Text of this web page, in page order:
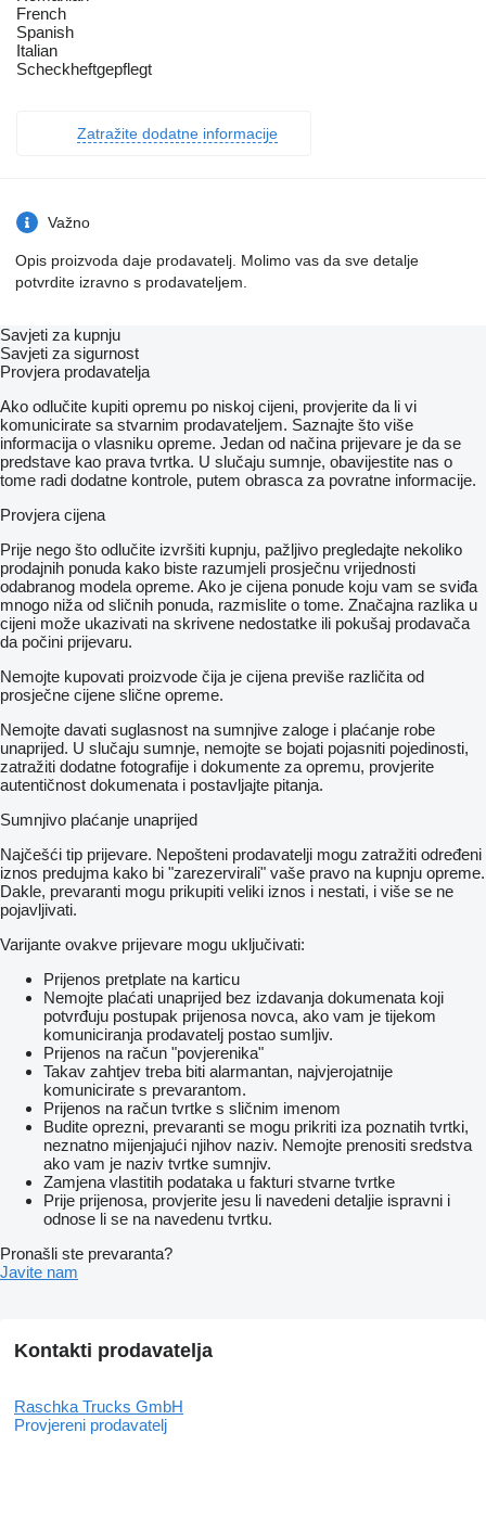
French
Spanish
Italian
Scheckheftgepflegt
Zatražite dodatne informacije
Važno
Opis proizvoda daje prodavatelj. Molimo vas da sve detalje
potvrdite izravno s prodavateljem.
Savjeti za kupnju
Savjeti za sigurnost
Provjera prodavatelja
Ako odlučite kupiti opremu po niskoj cijeni, provjerite da li vi
komunicirate sa stvarnim prodavateljem. Saznajte što više
informacija o vlasniku opreme. Jedan od načina prijevare je da se
predstave kao prava tvrtka. U slučaju sumnje, obavijestite nas o
tome radi dodatne kontrole, putem obrasca za povratne informacije.
Provjera cijena
Prije nego što odlučite izvršiti kupnju, pažljivo pregledajte nekoliko
prodajnih ponuda kako biste razumjeli prosječnu vrijednosti
odabranog modela opreme. Ako je cijena ponude koju vam se sviđa
mnogo niža od sličnih ponuda, razmislite o tome. Značajna razlika u
cijeni može ukazivati ​​na skrivene nedostatke ili pokušaj prodavača
da počini prijevaru.
Nemojte kupovati proizvode čija je cijena previše različita od
prosječne cijene slične opreme.
Nemojte davati suglasnost na sumnjive zaloge i plaćanje robe
unaprijed. U slučaju sumnje, nemojte se bojati pojasniti pojedinosti,
zatražiti dodatne fotografije i dokumente za opremu, provjerite
autentičnost dokumenata i postavljajte pitanja.
Sumnjivo plaćanje unaprijed
Najčešći tip prijevare. Nepošteni prodavatelji mogu zatražiti određeni
iznos predujma kako bi "zarezervirali" vaše pravo na kupnju opreme.
Dakle, prevaranti mogu prikupiti veliki iznos i nestati, i više se ne
pojavljivati.
Varijante ovakve prijevare mogu uključivati:
Prijenos pretplate na karticu
Nemojte plaćati unaprijed bez izdavanja dokumenata koji
potvrđuju postupak prijenosa novca, ako vam je tijekom
komuniciranja prodavatelj postao sumljiv.
Prijenos na račun "povjerenika"
Takav zahtjev treba biti alarmantan, najvjerojatnije
komunicirate s prevarantom.
Prijenos na račun tvrtke s sličnim imenom
Budite oprezni, prevaranti se mogu prikriti iza poznatih tvrtki,
neznatno mijenjajući njihov naziv. Nemojte prenositi sredstva
ako vam je naziv tvrtke sumnjiv.
Zamjena vlastitih podataka u fakturi stvarne tvrtke
Prije prijenosa, provjerite jesu li navedeni detaljie ispravni i
odnose li se na navedenu tvrtku.
Pronašli ste prevaranta?
Javite nam
Kontakti prodavatelja
Raschka Trucks GmbH
Provjereni prodavatelj